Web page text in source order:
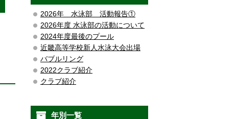
2026年 水泳部 活動報告①
2026年度 水泳部の活動について
2024年度最後のプール
近畿高等学校新人水泳大会出場
バブルリング
2022クラブ紹介
クラブ紹介
年別一覧